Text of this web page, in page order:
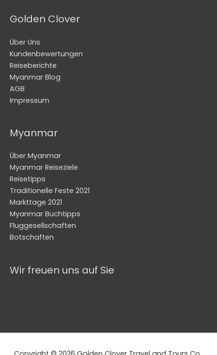
Golden Clover
Über Uns
Kundenbewertungen
Reiseberichte
Myanmar Blog
AGB
Impressum
Myanmar
Über Myanmar
Myanmar Reiseziele
Reisetipps
Traditionelle Feste 2021
Markttage 2021
Myanmar Buchtipps
Fluggesellschaften
Botschaften
Wir freuen uns auf Sie